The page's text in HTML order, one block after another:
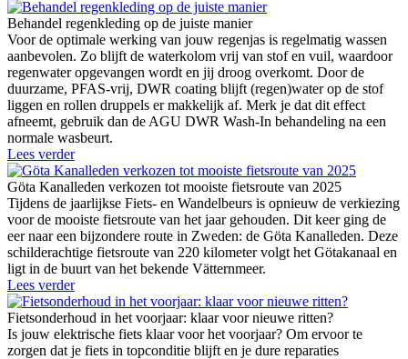
Behandel regenkleding op de juiste manier
Voor de optimale werking van jouw regenjas is regelmatig wassen
aanbevolen. Zo blijft de waterkolom vrij van stof en vuil, waardoor
regenwater opgevangen wordt en jij droog overkomt. Door de
duurzame, PFAS-vrij, DWR coating blijft (regen)water op de stof
liggen en rollen druppels er makkelijk af. Merk je dat dit effect
afneemt, gebruik dan de AGU DWR Wash-In behandeling na een
normale wasbeurt.
Lees verder
Göta Kanalleden verkozen tot mooiste fietsroute van 2025
Tijdens de jaarlijkse Fiets- en Wandelbeurs is opnieuw de verkiezing
voor de mooiste fietsroute van het jaar gehouden. Dit keer ging de
eer naar een bijzondere route in Zweden: de Göta Kanalleden. Deze
schilderachtige fietsroute van 220 kilometer volgt het Götakanaal en
ligt in de buurt van het bekende Vätternmeer.
Lees verder
Fietsonderhoud in het voorjaar: klaar voor nieuwe ritten?
Is jouw elektrische fiets klaar voor het voorjaar? Om ervoor te
zorgen dat je fiets in topconditie blijft en je dure reparaties